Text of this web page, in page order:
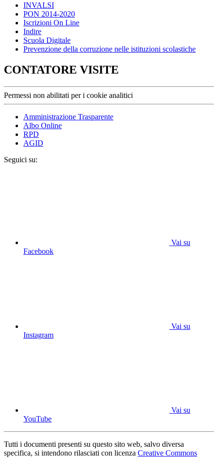
INVALSI
PON 2014-2020
Iscrizioni On Line
Indire
Scuola Digitale
Prevenzione della corruzione nelle istituzioni scolastiche
CONTATORE VISITE
Permessi non abilitati per i cookie analitici
Amministrazione Trasparente
Albo Online
RPD
AGID
Seguici su:
Vai su
Facebook
Vai su
Instagram
Vai su
YouTube
Tutti i documenti presenti su questo sito web, salvo diversa
specifica, si intendono rilasciati con licenza Creative Commons